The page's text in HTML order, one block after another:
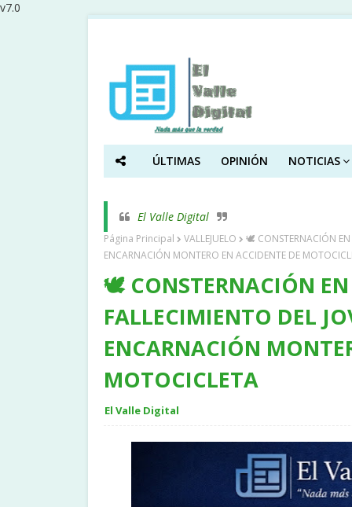
v7.0
ÚLTIMAS OPINIÓN NOTICIAS
El Valle Digital
Página Principal VALLEJUELO
🕊️ CONSTERNACIÓN EN
ENCARNACIÓN MONTERO EN ACCIDENTE DE
🕊️ CONSTERNACIÓN EN
FALLECIMIENTO DEL
ENCARNACIÓN
MOTOCICLETA
El Valle Digital